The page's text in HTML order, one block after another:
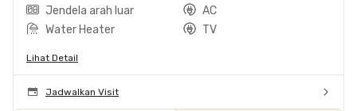
Jendela arah luar
AC
Water Heater
TV
Lihat Detail
Jadwalkan Visit